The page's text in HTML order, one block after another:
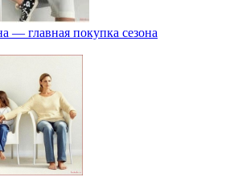
— главная покупка сезона